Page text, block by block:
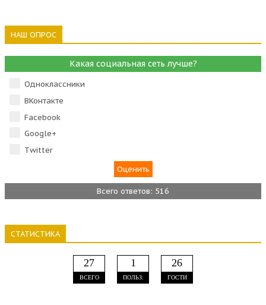
НАШ ОПРОС
Какая социальная сеть лучше?
Одноклассники
ВКонтакте
Facebook
Google+
Тwitter
Всего ответов: 516
СТАТИСТИКА
27
ВСЕГО
1
ПОЛЬЗ.
26
ГОСТИ